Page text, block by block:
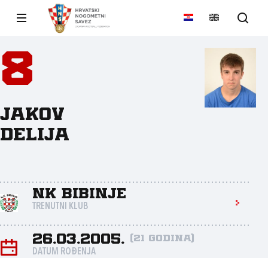
8
Jakov
Delija
NK Bibinje
TRENUTNI KLUB
26.03.2005. (21 godina)
DATUM ROĐENJA